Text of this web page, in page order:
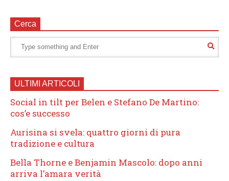
Cerca
ULTIMI ARTICOLI
Social in tilt per Belen e Stefano De Martino:
cos’e successo
Aurisina si svela: quattro giorni di pura
tradizione e cultura
Bella Thorne e Benjamin Mascolo: dopo anni
arriva l’amara verità